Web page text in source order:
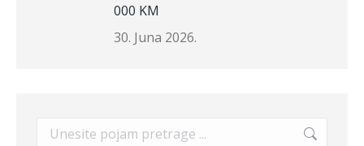
000 KM
30. Juna 2026.
Search: